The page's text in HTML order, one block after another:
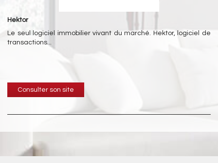
Hektor
Le seul logiciel immobilier vivant du marché. Hektor, logiciel de
transactions...
Consulter son site